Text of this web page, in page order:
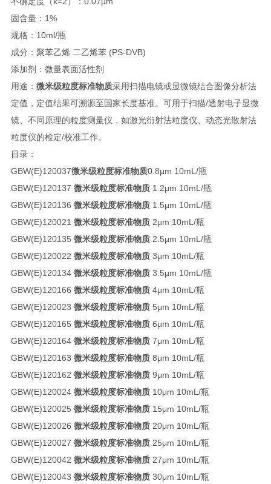
固含量：1%
规格：10ml/瓶
成分：聚苯乙烯 二乙烯苯 (PS-DVB)
添加剂：微量表面活性剂
用途： 微米级粒度标准物质采用扫描电镜或显微镜结合图像分析法
定值，定值结果可溯源至国家长度基准。可用于扫描/透射电子显微
镜、不同原理的粒度测量仪，如激光衍射法粒度仪、动态光散射法
粒度仪的检定/校准工作。
目录：
GBW(E)120037微米级粒度标准物质0.8μm 10mL/瓶
GBW(E)120137 微米级粒度标准物质1.2μm 10mL/瓶
GBW(E)120136 微米级粒度标准物质1.5μm 10mL/瓶
GBW(E)120021 微米级粒度标准物质2μm 10mL/瓶
GBW(E)120135 微米级粒度标准物质2.5μm 10mL/瓶
GBW(E)120022 微米级粒度标准物质3μm 10mL/瓶
GBW(E)120134 微米级粒度标准物质3.5μm 10mL/瓶
GBW(E)120166 微米级粒度标准物质4μm 10mL/瓶
GBW(E)120023 微米级粒度标准物质5μm 10mL/瓶
GBW(E)120165 微米级粒度标准物质6μm 10mL/瓶
GBW(E)120164 微米级粒度标准物质7μm 10mL/瓶
GBW(E)120163 微米级粒度标准物质8μm 10mL/瓶
GBW(E)120162 微米级粒度标准物质9μm 10mL/瓶
GBW(E)120024 微米级粒度标准物质10μm 10mL/瓶
GBW(E)120025 微米级粒度标准物质15μm 10mL/瓶
GBW(E)120026 微米级粒度标准物质20μm 10mL/瓶
GBW(E)120027 微米级粒度标准物质25μm 10mL/瓶
GBW(E)120042 微米级粒度标准物质27μm 10mL/瓶
GBW(E)120043 微米级粒度标准物质30μm 10mL/瓶